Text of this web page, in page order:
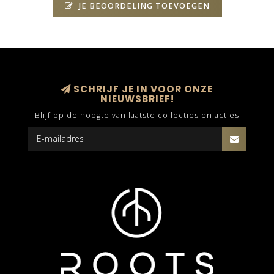
JE BEOORDELING TOEVOEGEN
SCHRIJF JE IN VOOR ONZE
NIEUWSBRIEF!
Blijf op de hoogte van laatste collecties en acties